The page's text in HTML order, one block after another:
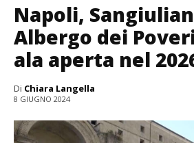
Napoli,
Albergo dei
ala aperta nel
Di Chiara Langella
8 GIUGNO 2024